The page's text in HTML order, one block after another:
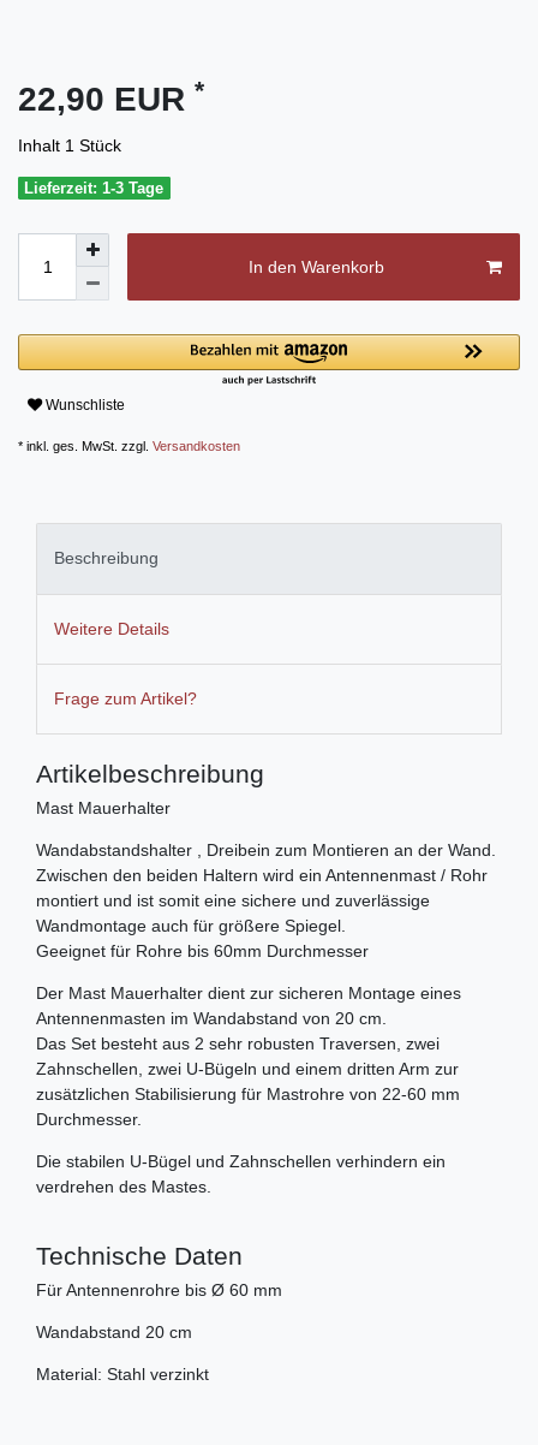
22,90 EUR *
Inhalt 1 Stück
Lieferzeit: 1-3 Tage
In den Warenkorb
Wunschliste
* inkl. ges. MwSt. zzgl. Versandkosten
Beschreibung
Weitere Details
Frage zum Artikel?
Artikelbeschreibung
Mast Mauerhalter
Wandabstandshalter , Dreibein zum Montieren an der Wand.
Zwischen den beiden Haltern wird ein Antennenmast / Rohr
montiert und ist somit eine sichere und zuverlässige
Wandmontage auch für größere Spiegel.
Geeignet für Rohre bis 60mm Durchmesser
Der Mast Mauerhalter dient zur sicheren Montage eines
Antennenmasten im Wandabstand von 20 cm.
Das Set besteht aus 2 sehr robusten Traversen, zwei
Zahnschellen, zwei U-Bügeln und einem dritten Arm zur
zusätzlichen Stabilisierung für Mastrohre von 22-60 mm
Durchmesser.
Die stabilen U-Bügel und Zahnschellen verhindern ein
verdrehen des Mastes.
Technische Daten
Für Antennenrohre bis Ø 60 mm
Wandabstand 20 cm
Material: Stahl verzinkt